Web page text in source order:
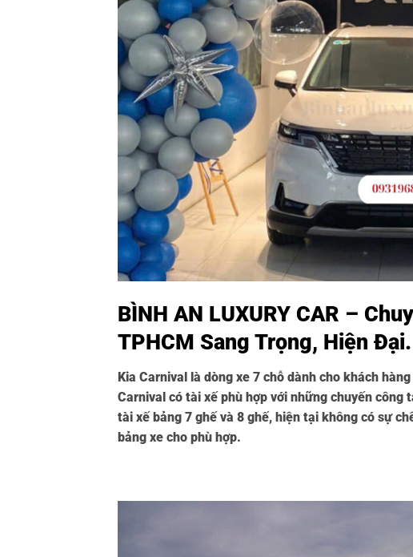
BÌNH AN LUXURY CAR –
TPHCM Sang Trọng, Hiện Đại.
Kia Carnival
là dòng xe 7 chỗ dành cho khách
Carnival có tài xế phù hợp với những chuyến công
tài xế bảng 7 ghế và 8 ghế, hiện tại không có sự
bảng xe cho phù hợp.